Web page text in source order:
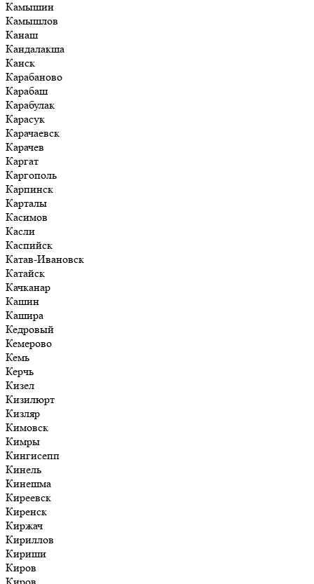
Камышин
Камышлов
Канаш
Кандалакша
Канск
Карабаново
Карабаш
Карабулак
Карасук
Карачаевск
Карачев
Каргат
Каргополь
Карпинск
Карталы
Касимов
Касли
Каспийск
Катав-Ивановск
Катайск
Качканар
Кашин
Кашира
Кедровый
Кемерово
Кемь
Керчь
Кизел
Кизилюрт
Кизляр
Кимовск
Кимры
Кингисепп
Кинель
Кинешма
Киреевск
Киренск
Киржач
Кириллов
Кириши
Киров